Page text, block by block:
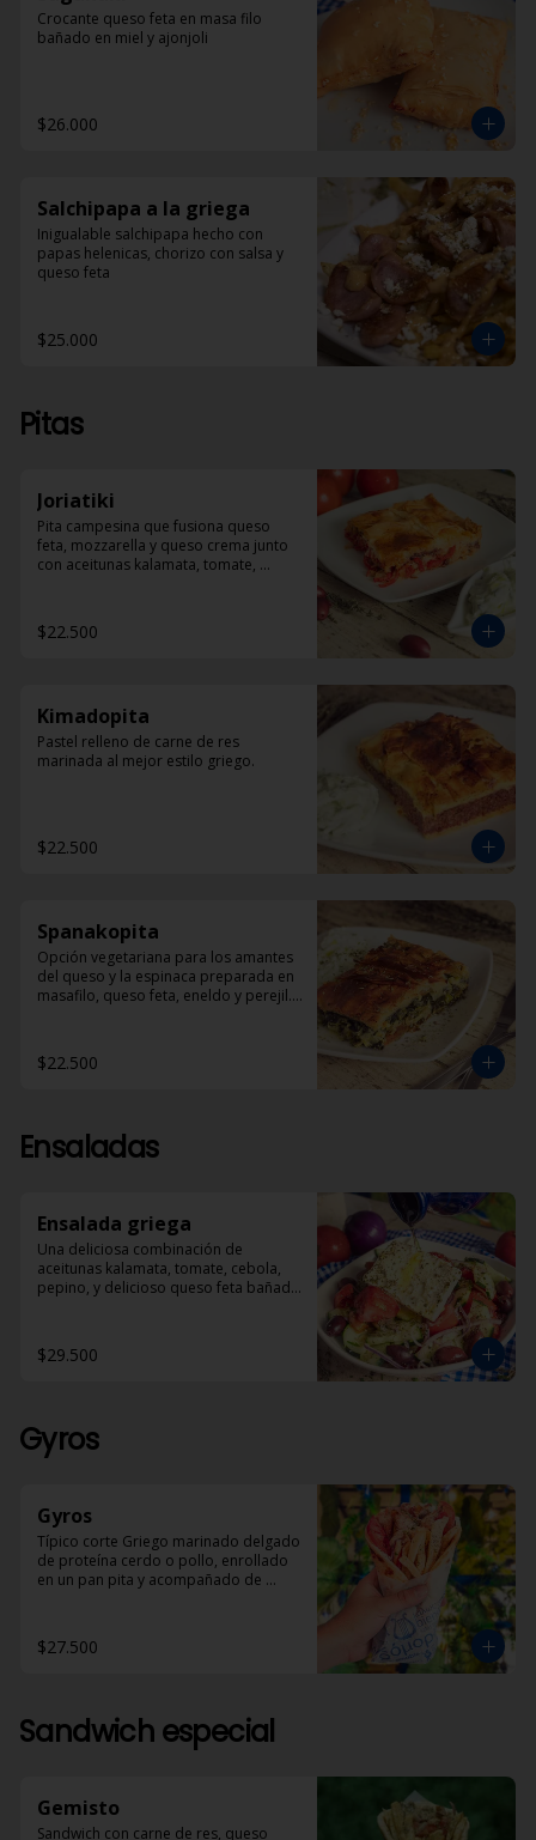
Crocante queso feta en masa filo
bañado en miel y ajonjoli
$26.000
Salchipapa a la griega
Inigualable salchipapa hecho con
papas helenicas, chorizo con salsa y
queso feta
$25.000
Pitas
Joriatiki
Pita campesina que fusiona queso
feta, mozzarella y queso crema junto
con aceitunas kalamata, tomate,
$22.500
Kimadopita
Pastel relleno de carne de res
marinada al mejor estilo griego.
$22.500
Spanakopita
Opción vegetariana para los amantes
del queso y la espinaca preparada en
masafilo, queso feta, eneldo y perejil.
$22.500
Ensaladas
Ensalada griega
Una deliciosa combinación de
aceitunas kalamata, tomate, cebola,
pepino, y delicioso queso feta bañado
$29.500
Gyros
Gyros
Típico corte Griego marinado delgado
de proteína cerdo o pollo, enrollado
en un pan pita y acompañado de
$27.500
Sandwich especial
Gemisto
Sandwich con carne de res, queso